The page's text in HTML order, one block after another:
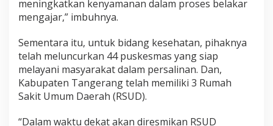
meningkatkan kenyamanan dalam proses belakar
mengajar,” imbuhnya.
Sementara itu, untuk bidang kesehatan, pihaknya
telah meluncurkan 44 puskesmas yang siap
melayani masyarakat dalam persalinan. Dan,
Kabupaten Tangerang telah memiliki 3 Rumah
Sakit Umum Daerah (RSUD).
“Dalam waktu dekat akan diresmikan RSUD